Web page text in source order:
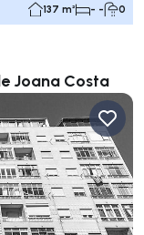
137 m² - - 0
Joana Costa